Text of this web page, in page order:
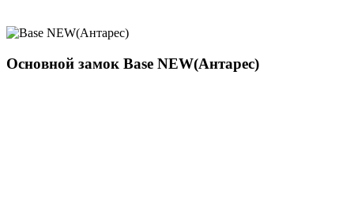
Основной замок Base NEW(Антарес)